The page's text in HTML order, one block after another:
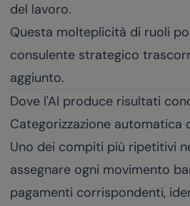
del lavoro.
Questa molteplicità di ruoli
consulente strategico
aggiunto.
Dove l'AI produce risultati
Categorizzazione automatica
Uno dei compiti più ripetitivi
assegnare ogni movimento
pagamenti corrispondenti,